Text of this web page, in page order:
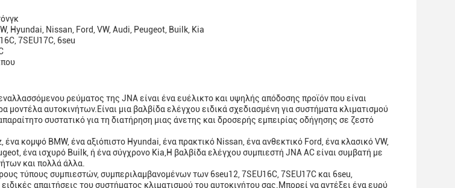
Hyundai, Nissan, Ford, VW, Audi, Peugeot, Builk, Kia
7SEU17C, 6seu
ρεύματος της JNA είναι ένα ευέλικτο και υψηλής απόδοσης προϊόν που είναι
μοντέλα αυτοκινήτων.Είναι μια βαλβίδα ελέγχου ειδικά σχεδιασμένη για συστήματα κλιματισμού
συστατικό για τη διατήρηση μιας άνετης και δροσερής εμπειρίας οδήγησης σε ζεστό
ένα κομψό BMW, ένα αξιόπιστο Hyundai, ένα πρακτικό Nissan, ένα ανθεκτικό Ford, ένα κλασικό VW,
ένα ισχυρό Builk, ή ένα σύγχρονο Kia,Η βαλβίδα ελέγχου συμπιεστή JNA AC είναι συμβατή με
και πολλά άλλα.
τύπους συμπιεστών, συμπεριλαμβανομένων των 6seu12, 7SEU16C, 7SEU17C και 6seu,
απαιτήσεις του συστήματος κλιματισμού του αυτοκινήτου σας.Μπορεί να αντέξει ένα ευρύ